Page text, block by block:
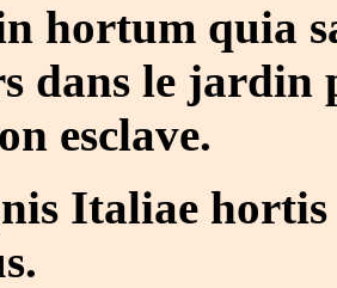
hortum quia
dans le jardin
esclave.
Italiae